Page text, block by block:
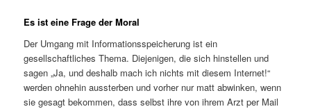
Es ist eine Frage der Moral
Der Umgang mit Informationsspeicherung ist ein
gesellschaftliches Thema. Diejenigen, die sich hinstellen und
sagen „Ja, und deshalb mach ich nichts mit diesem Internet!“
werden ohnehin aussterben und vorher nur matt abwinken, wenn
sie gesagt bekommen, dass selbst ihre von ihrem Arzt per Mail